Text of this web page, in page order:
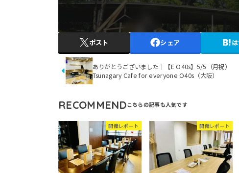
ポスト シェア
ありがとうございました｜【E O40s】5/5（月祝）
Tsunagary Cafe for everyone O40s（大阪）
RECOMMEND
開催レポート 開催レポート